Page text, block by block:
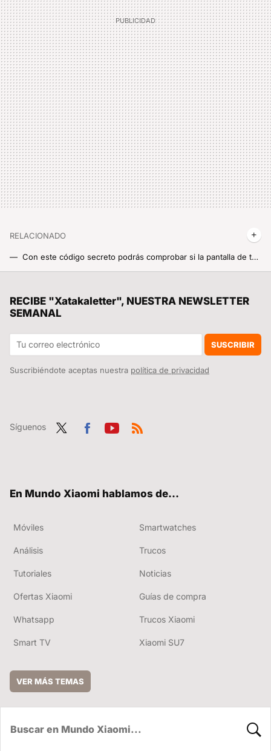
RELACIONADO
Con este código secreto podrás comprobar si la pantalla de tu Xiaomi funciona correctamente
Ojalá hubiese descubierto antes el truco de la cebolla en el microondas
RECIBE "Xatakaletter", NUESTRA NEWSLETTER
SEMANAL
SUSCRIBIR
Suscribiéndote aceptas nuestra política de privacidad
Síguenos
En Mundo Xiaomi hablamos de...
Móviles Smartwatches
Análisis Trucos
Tutoriales Noticias
Ofertas Xiaomi Guías de compra
Whatsapp Trucos Xiaomi
Smart TV Xiaomi SU7
VER MÁS TEMAS